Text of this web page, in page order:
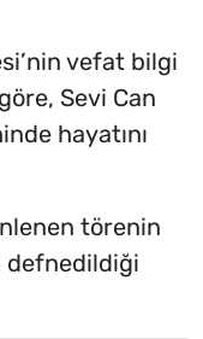
vefat bilgi
Sevi Can
hayatını
törenin
defnedildiği